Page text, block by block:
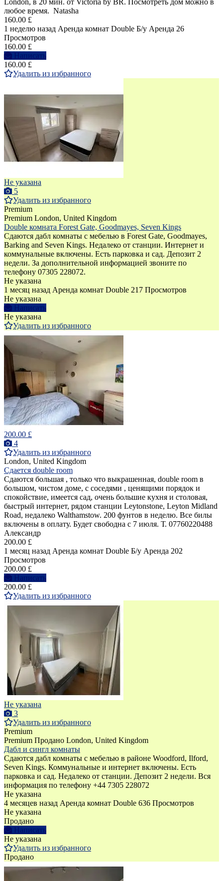
London, в 20 мин. от Victoria by BR. Посмотреть дом можно в
любое время. Natasha
160.00 £
1 неделю назад Аренда комнат Double Б/у Аренда 26
Просмотров
160.00 £
Написать
160.00 £
Удалить из избранного
Не указана
5
Удалить из избранного
Premium
Premium London, United Kingdom
Double комната Forest Gate, Goodmayes, Seven Kings
Сдаются дабл комнаты с мебелью в Forest Gate, Goodmayes,
Barking and Seven Kings. Недалеко от станции. Интернет и
коммунальные включены. Есть парковка и сад. Депозит 2
недели. За дополнительной информацией звоните по
телефону 07305 228072.
Не указана
1 месяц назад Аренда комнат Double 217 Просмотров
Не указана
Написать
Не указана
Удалить из избранного
200.00 £
4
Удалить из избранного
London, United Kingdom
Сдается double room
Сдаются большая , только что выкрашенная, double room в
большом, чистом доме, с соседями , ценящими порядок и
спокойствие, имеется сад, очень большие кухня и столовая,
быстрый интернет, рядом станции Leytonstone, Leyton Midland
Road, недалеко Walthamstow. 200 фунтов в неделю. Все билы
включены в оплату. Будет свободна с 7 июля. Т. 07760220488
Александр
200.00 £
1 месяц назад Аренда комнат Double Б/у Аренда 202
Просмотров
200.00 £
Написать
200.00 £
Удалить из избранного
Не указана
3
Удалить из избранного
Premium
Premium Продано London, United Kingdom
Дабл и сингл комнаты
Сдаются дабл комнаты с мебелью в районе Woodford, Ilford,
Seven Kings. Коммунальные и интернет включены. Есть
парковка и сад. Недалеко от станции. Депозит 2 недели. Вся
информация по телефону +44 7305 228072
Не указана
4 месяцев назад Аренда комнат Double 636 Просмотров
Не указана
Продано
Написать
Не указана
Удалить из избранного
Продано